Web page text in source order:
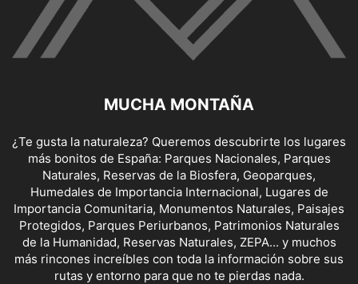
MUCHA MONTAÑA
¿Te gusta la naturaleza? Queremos descubrirte los lugares
más bonitos de España: Parques Nacionales, Parques
Naturales, Reservas de la Biosfera, Geoparques,
Humedales de Importancia Internacional, Lugares de
Importancia Comunitaria, Monumentos Naturales, Paisajes
Protegidos, Parques Periurbanos, Patrimonios Naturales
de la Humanidad, Reservas Naturales, ZEPA... y muchos
más rincones increíbles con toda la información sobre sus
rutas y entorno para que no te pierdas nada.